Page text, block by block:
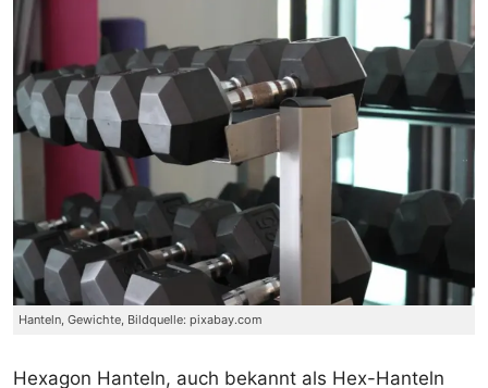
Hanteln, Gewichte, Bildquelle: pixabay.com
Hexagon Hanteln, auch bekannt als Hex-Hanteln